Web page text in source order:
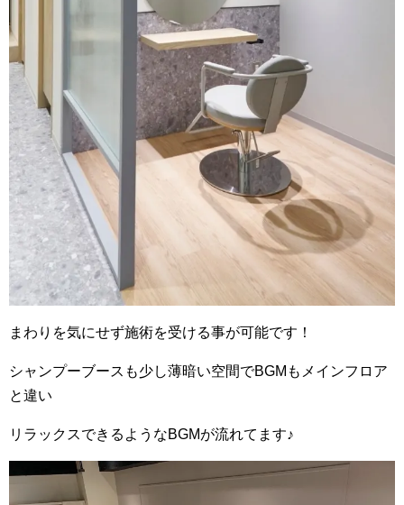
まわりを気にせず施術を受ける事が可能です！
シャンプーブースも少し薄暗い空間でBGMもメインフロア
と違い
リラックスできるようなBGMが流れてます♪